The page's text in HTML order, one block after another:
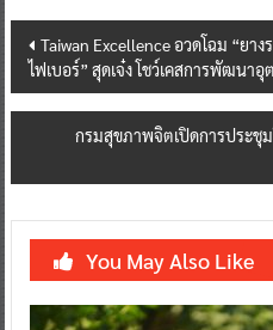
Post
navigation
Taiwan Excellence อวดโฉม “ยา
ไฟเบอร์” สุดเจ๋ง โชว์เคสการพัฒนา
กรมสุขภาพจิตเปิดการประชุ
You May Also Like